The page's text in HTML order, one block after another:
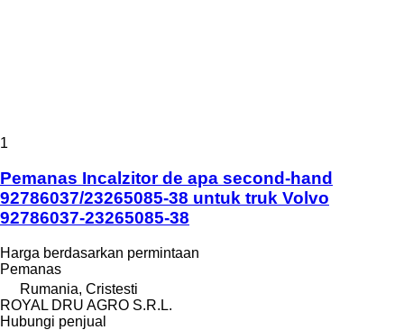
1
Pemanas Incalzitor de apa second-hand
92786037/23265085-38 untuk truk Volvo
92786037-23265085-38
Harga berdasarkan permintaan
Pemanas
Rumania, Cristesti
ROYAL DRU AGRO S.R.L.
Hubungi penjual